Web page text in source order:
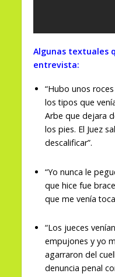
Algunas textuales
entrevista:
“Hubo unos
los tipos que
Arbe que dejara
los pies. El Juez
descalificar”.
“Yo nunca le
que hice fue
que me venía
“Los jueces
empujones y yo
agarraron del
denuncia penal